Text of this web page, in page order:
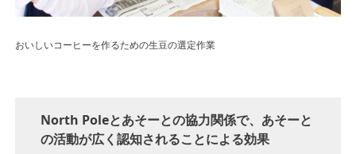
おいしいコーヒーを作るための生豆の選定作業
North Poleとあそーとの協力関係で、あそーと
の活動が広く認知されることによる効果